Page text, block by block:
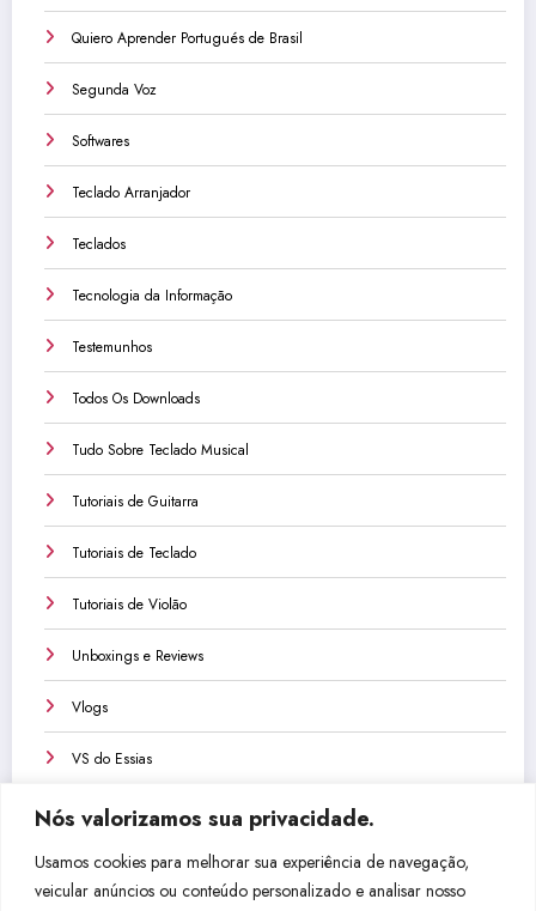
Nós valorizamos sua privacidade.
Usamos cookies para melhorar sua experiência de navegação,
veicular anúncios ou conteúdo personalizado e analisar nosso
Quiero Aprender Portugués de Brasil
Segunda Voz
Softwares
Teclado Arranjador
Teclados
Tecnologia da Informação
Testemunhos
Todos Os Downloads
Tudo Sobre Teclado Musical
Tutoriais de Guitarra
Tutoriais de Teclado
Tutoriais de Violão
Unboxings e Reviews
Vlogs
VS do Essias
Não perca isso!